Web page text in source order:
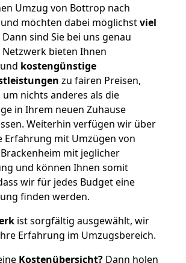
Umzug von Bottrop nach
möchten dabei möglichstviel
Dann sind Sie bei uns genau
bieten Ihnen
und kostengünstige
zu fairen Preisen,
um nichts anderes als die
in Ihrem neuen Zuhause
Weiterhin verfügen wir über
Erfahrung mit Umzügen von
mit jeglicher
und können Ihnen somit
wir für jedes Budget eine
finden werden.
ist sorgfältig ausgewählt, wir
Erfahrung im Umzugsbereich.
Kostenübersicht? Dann holen